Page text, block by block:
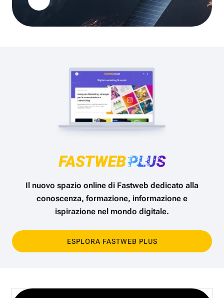
Il nuovo spazio online di Fastweb dedicato alla
conoscenza, formazione, informazione e
ispirazione nel mondo digitale.
ESPLORA FASTWEB PLUS